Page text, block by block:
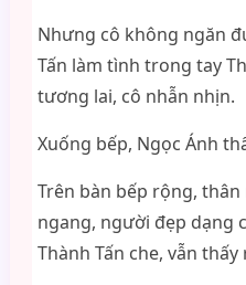
Nhưng cô không ngăn
Tấn làm tình trong tay
tương lai, cô nhẫn nhịn.
Xuống bếp, Ngọc Ánh
Trên bàn bếp rộng,
ngang, người đẹp dạng
Thành Tấn che, vẫn thấy